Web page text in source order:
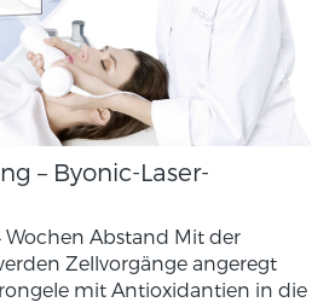
– Byonic-Laser-
Abstand Mit der
Zellvorgänge angeregt
mit Antioxidantien in die